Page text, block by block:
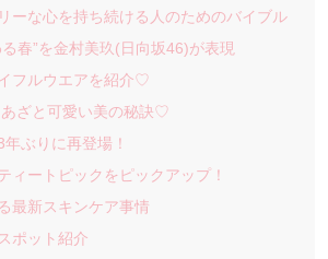
ーな心を持ち続ける人のためのバイブル
春”を金村美玖(日向坂46)が表現
フルウエアを紹介♡
ざと可愛い美の秘訣♡
ぶりに再登場！
ィートピックをピックアップ！
最新スキンケア事情
ポット紹介